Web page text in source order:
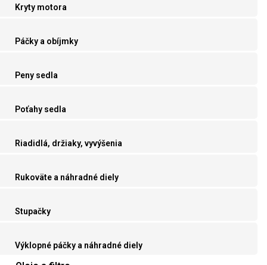
Kryty motora
Páčky a obíjmky
Peny sedla
Poťahy sedla
Riadidlá, držiaky, vyvýšenia
Rukoväte a náhradné diely
Stupačky
Výklopné páčky a náhradné diely